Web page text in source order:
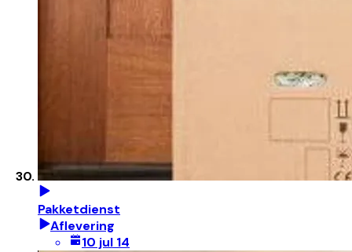
Pakketdienst
Aflevering
10 jul 14